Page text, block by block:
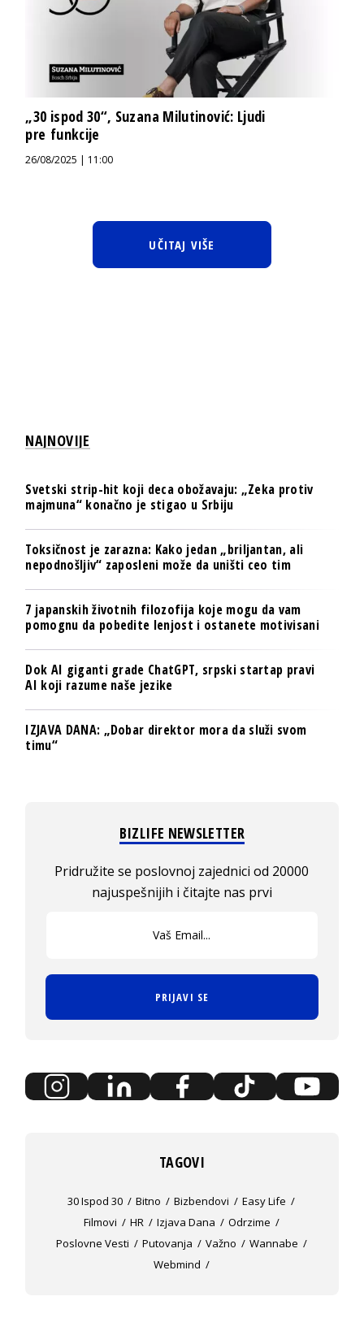
„30 ispod 30“, Suzana Milutinović: Ljudi
pre funkcije
26/08/2025 | 11:00
UČITAJ VIŠE
NAJNOVIJE
Svetski strip-hit koji deca obožavaju: „Zeka protiv
majmuna“ konačno je stigao u Srbiju
Toksičnost je zarazna: Kako jedan „briljantan, ali
nepodnošljiv“ zaposleni može da uništi ceo tim
7 japanskih životnih filozofija koje mogu da vam
pomognu da pobedite lenjost i ostanete motivisani
Dok AI giganti grade ChatGPT, srpski startap pravi
AI koji razume naše jezike
IZJAVA DANA: „Dobar direktor mora da služi svom
timu“
BIZLIFE NEWSLETTER
Pridružite se poslovnoj zajednici od 20000
najuspešnijih i čitajte nas prvi
PRIJAVI SE
TAGOVI
30 Ispod 30 Bitno Bizbendovi
Easy Life
Filmovi
HR Izjava Dana
Odrzime
Poslovne Vesti
Putovanja Važno
Wannabe
Webmind